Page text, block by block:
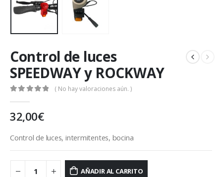
Control de luces
SPEEDWAY y ROCKWAY
( No hay valoraciones aún. )
32,00€
Control de luces, intermitentes, bocina
AÑADIR AL CARRITO